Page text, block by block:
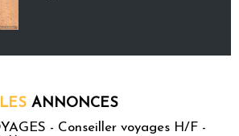
LES ANNONCES
- Conseiller voyages H/F -